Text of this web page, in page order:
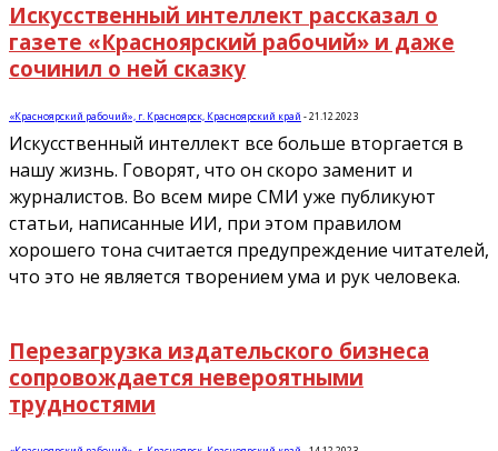
Искусственный интеллект рассказал о
газете «Красноярский рабочий» и даже
сочинил о ней сказку
«Красноярский рабочий», г. Красноярск, Красноярский край -21.12.2023
Искусственный интеллект все больше вторгается в
нашу жизнь. Говорят, что он скоро заменит и
журналистов. Во всем мире СМИ уже публикуют
статьи, написанные ИИ, при этом правилом
хорошего тона считается предупреждение читателей,
что это не является творением ума и рук человека.
Перезагрузка издательского бизнеса
сопровождается невероятными
трудностями